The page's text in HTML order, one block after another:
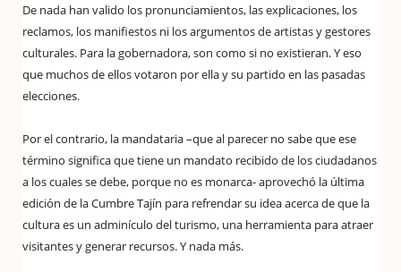
De nada han valido los pronunciamientos, las explicaciones, los
reclamos, los manifiestos ni los argumentos de artistas y gestores
culturales. Para la gobernadora, son como si no existieran. Y eso
que muchos de ellos votaron por ella y su partido en las pasadas
elecciones.
Por el contrario, la mandataria –que al parecer no sabe que ese
término significa que tiene un mandato recibido de los ciudadanos
a los cuales se debe, porque no es monarca- aprovechó la última
edición de la Cumbre Tajín para refrendar su idea acerca de que la
cultura es un adminículo del turismo, una herramienta para atraer
visitantes y generar recursos. Y nada más.